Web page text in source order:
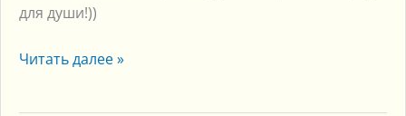
для души!))
Читать далее »